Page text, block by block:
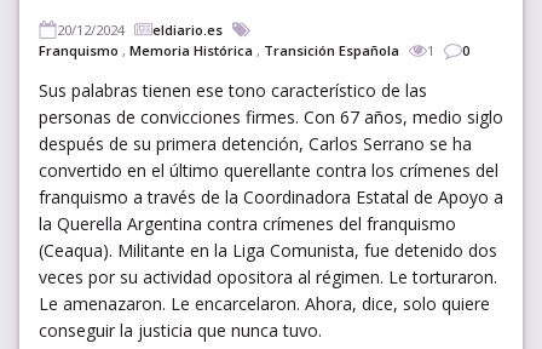
20/12/2024
eldiario.es
Franquismo , Memoria Histórica , Transición Española 1 0
Sus palabras tienen ese tono característico de las
personas de convicciones firmes. Con 67 años, medio siglo
después de su primera detención, Carlos Serrano se ha
convertido en el último querellante contra los crímenes del
franquismo a través de la Coordinadora Estatal de Apoyo a
la Querella Argentina contra crímenes del franquismo
(Ceaqua). Militante en la Liga Comunista, fue detenido dos
veces por su actividad opositora al régimen. Le torturaron.
Le amenazaron. Le encarcelaron. Ahora, dice, solo quiere
conseguir la justicia que nunca tuvo.